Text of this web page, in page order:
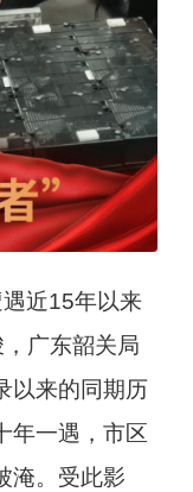
近15年以来
，广东韶关局
以来的同期历
年一遇，市区
淹。受此影